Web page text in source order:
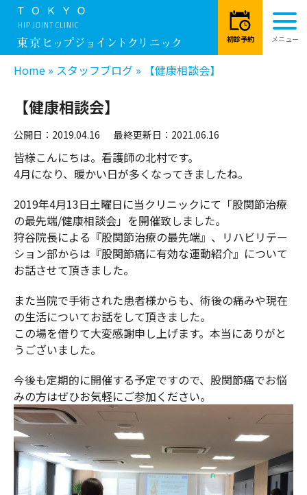
Home » スタッフブログ » 【健康相談会】
【健康相談会】
公開日：2019.04.16 最終更新日：2021.06.16
皆様こんにちは。看護師の北村です。
4月になり、暖かい日が多くなってきましたね。
2019年4月13日土曜日に当クリニックにて「股関節治療
の最先端/健康相談会」を開催致しました。
狩谷院長による『股関節治療の最先端』、リハビリテー
ション部からは『股関節痛に有効な運動紹介』について
お話させて頂きました。
また当院で手術された患者様からも、術後の痛みや現在
の生活についてお話をして頂きました。
この場を借りて大変感謝申し上げます。本当にありがと
うございました。
今後も定期的に開催する予定ですので、股関節痛でお悩
みの方はぜひお気軽にご参加ください。